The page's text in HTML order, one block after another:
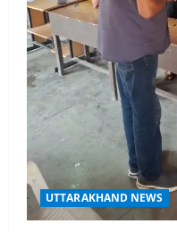
UTTARAKHAND NEWS